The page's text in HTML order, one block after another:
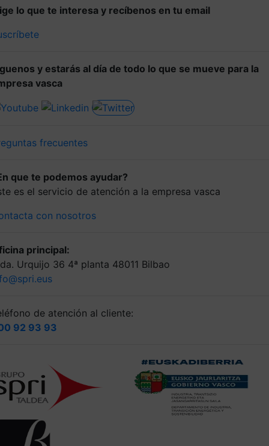
lo que te interesa y recíbenos en tu email
y estarás al día de todo lo que se mueve para la
vasca
frecuentes
que te podemos ayudar?
es el servicio de atención a la empresa vasca
con nosotros
principal:
Urquijo 36 4ª planta 48011 Bilbao
de atención al cliente:
92 93 93